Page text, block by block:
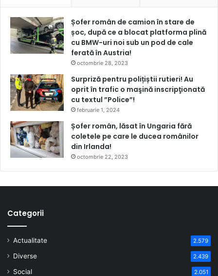
Șofer român de camion în stare de
șoc, după ce a blocat platforma plină
cu BMW-uri noi sub un pod de cale
ferată în Austria!
octombrie 28, 2023
Surpriză pentru polițiștii rutieri! Au
oprit în trafic o maşină inscripţionată
cu textul ”Police”!
februarie 1, 2024
Șofer român, lăsat în Ungaria fără
coletele pe care le ducea românilor
din Irlanda!
octombrie 22, 2023
Categorii
Actualitate 2.579
Diverse 2.439
Social 2.051